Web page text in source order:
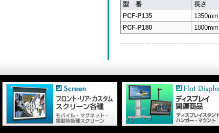
型 番
長さ
PCF-P135
1350mm
PCF-P180
1800mm